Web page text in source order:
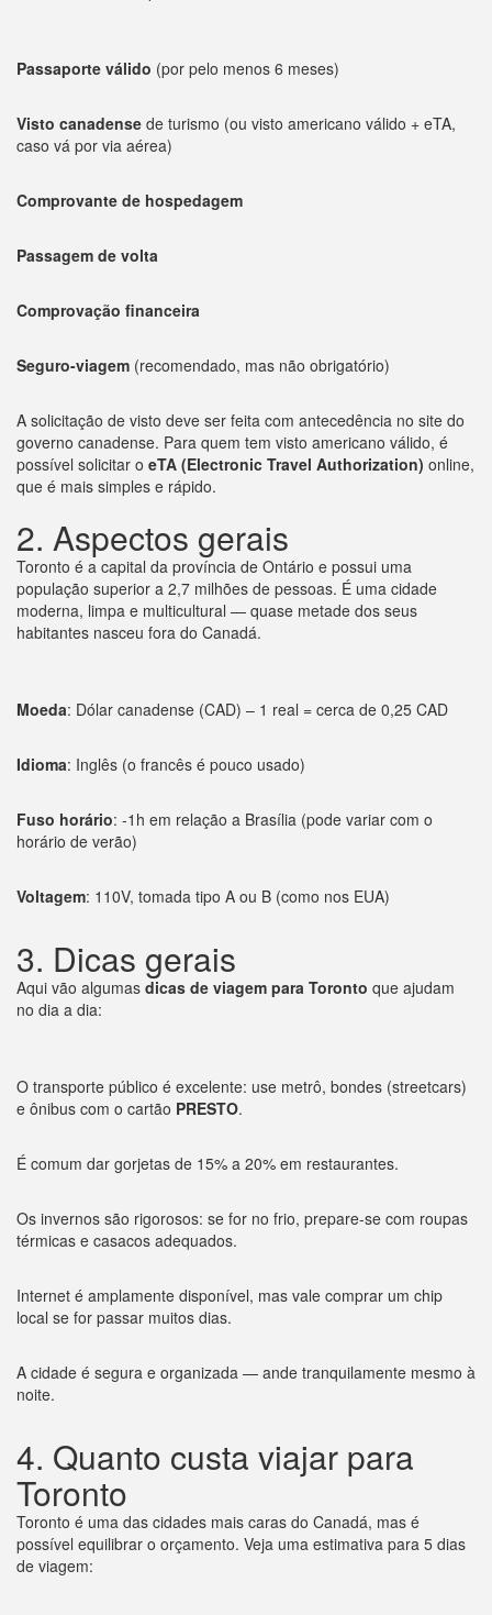
Passaporte válido (por pelo menos 6 meses)
Visto canadense de turismo (ou visto americano válido + eTA,
caso vá por via aérea)
Comprovante de hospedagem
Passagem de volta
Comprovação financeira
Seguro-viagem (recomendado, mas não obrigatório)
A solicitação de visto deve ser feita com antecedência no site do
governo canadense. Para quem tem visto americano válido, é
possível solicitar o eTA (Electronic Travel Authorization) online,
que é mais simples e rápido.
2. Aspectos gerais
Toronto é a capital da província de Ontário e possui uma
população superior a 2,7 milhões de pessoas. É uma cidade
moderna, limpa e multicultural — quase metade dos seus
habitantes nasceu fora do Canadá.
Moeda: Dólar canadense (CAD) – 1 real = cerca de 0,25 CAD
Idioma: Inglês (o francês é pouco usado)
Fuso horário: -1h em relação a Brasília (pode variar com o
horário de verão)
Voltagem: 110V, tomada tipo A ou B (como nos EUA)
3. Dicas gerais
Aqui vão algumas dicas de viagem para Toronto que ajudam
no dia a dia:
O transporte público é excelente: use metrô, bondes (streetcars)
e ônibus com o cartão PRESTO.
É comum dar gorjetas de 15% a 20% em restaurantes.
Os invernos são rigorosos: se for no frio, prepare-se com roupas
térmicas e casacos adequados.
Internet é amplamente disponível, mas vale comprar um chip
local se for passar muitos dias.
A cidade é segura e organizada — ande tranquilamente mesmo à
noite.
4. Quanto custa viajar para
Toronto
Toronto é uma das cidades mais caras do Canadá, mas é
possível equilibrar o orçamento. Veja uma estimativa para 5 dias
de viagem: